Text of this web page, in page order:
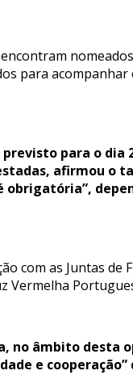
para
para o
afirmou o
com as Juntas
Vermelha
no âmbito desta
e